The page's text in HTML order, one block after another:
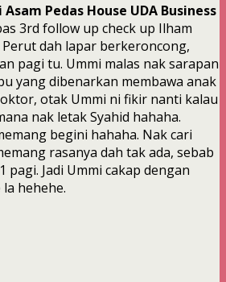
Pedas House UDA Business
3rd follow up check up Ilham
dah lapar berkeroncong,
pagi tu. Ummi malas nak sarapan
yang dibenarkan membawa anak
otak Ummi ni fikir nanti kalau
nak letak Syahid hahaha.
begini hahaha. Nak cari
rasanya dah tak ada, sebab
pagi. Jadi Ummi cakap dengan
hehehe.